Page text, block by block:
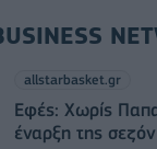
allstarbasket.gr
Εφές: Χωρίς
έναρξη της σεζόν